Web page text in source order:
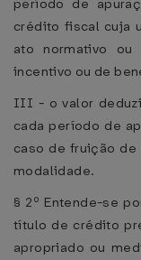
período de
crédito fiscal cuja
ato normativo
incentivo ou de
III - o valor
cada período de
caso de fruição
modalidade.
§ 2º Entende-se
título de crédito
apropriado ou